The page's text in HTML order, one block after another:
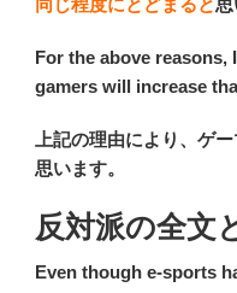
同じ程度にとどまると思
For the above reasons,
gamers will increase
上記の理由により、ゲ
思います。
反対派の全文
Even though e-sports